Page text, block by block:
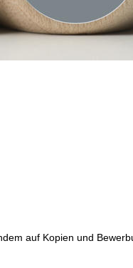
auf Kopien und